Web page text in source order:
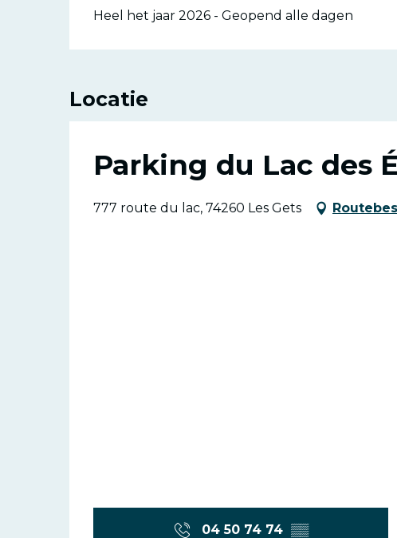
Heel het jaar 2026 - Geopend alle dagen
Locatie
Parking du Lac des
777 route du lac, 74260 Les Gets
04 50 74 74 ▒▒